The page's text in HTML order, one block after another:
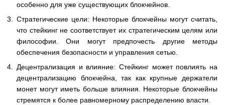
особенно для уже существующих блокчейнов.
Стратегические цели: Некоторые блокчейны могут считать,
что стейкинг не соответствует их стратегическим целям или
философии. Они могут предпочесть другие методы
обеспечения безопасности и управления сетью.
Децентрализация и влияние: Стейкинг может повлиять на
децентрализацию блокчейна, так как крупные держатели
монет могут иметь больше влияния. Некоторые блокчейны
стремятся к более равномерному распределению власти.